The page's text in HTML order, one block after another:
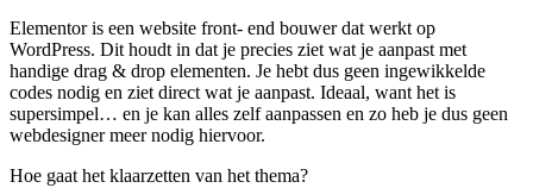
Elementor is een website front- end bouwer dat werkt op
WordPress. Dit houdt in dat je precies ziet wat je aanpast met
handige drag & drop elementen. Je hebt dus geen ingewikkelde
codes nodig en ziet direct wat je aanpast. Ideaal, want het is
supersimpel… en je kan alles zelf aanpassen en zo heb je dus geen
webdesigner meer nodig hiervoor.
Hoe gaat het klaarzetten van het thema?